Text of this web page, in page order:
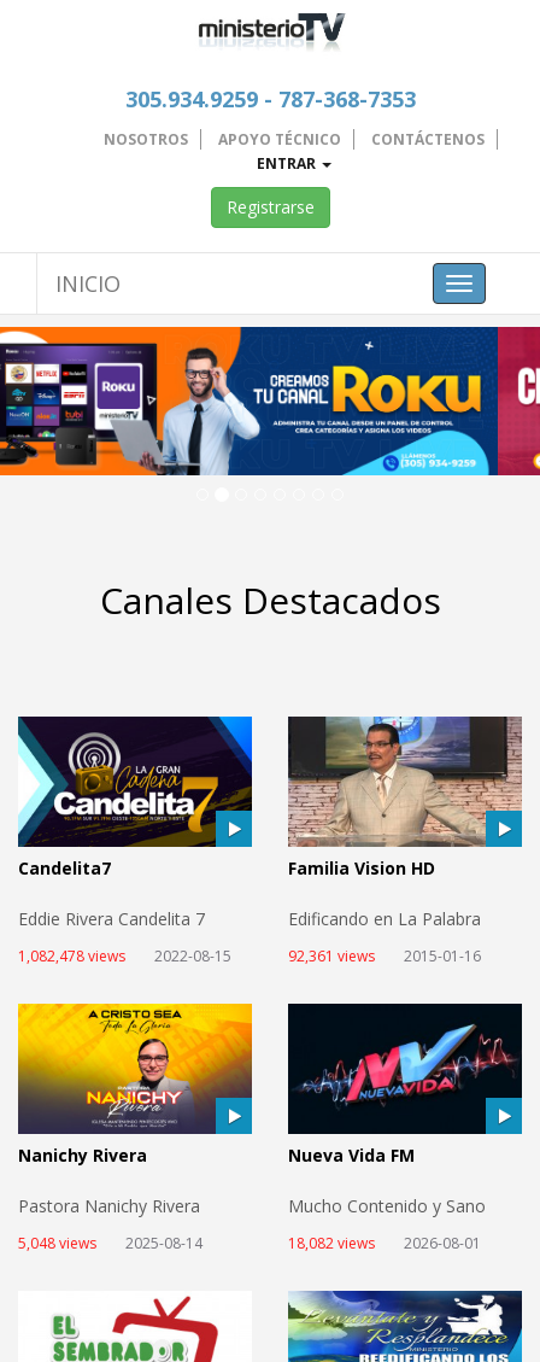
305.934.9259 - 787-368-7353
NOSOTROS APOYO TÉCNICO
CONTÁCTENOS
ENTRAR
Registrarse
Toggle
navigation
INICIO
Canales Destacados
Candelita7
Eddie Rivera Candelita 7
1,082,478 views 2022-08-15
Familia Vision HD
Edificando en La Palabra
92,361 views 2015-01-16
Nanichy Rivera
Pastora Nanichy Rivera
5,048 views 2025-08-14
Nueva Vida FM
Mucho Contenido y Sano
18,082 views 2026-08-01